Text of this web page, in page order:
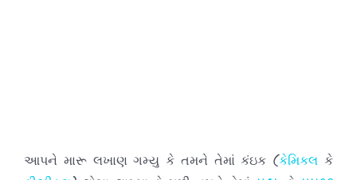
ફીઝીકલ) લોચા લાગ્યા કે પછી તમને તેમાંHCLકેHNO3